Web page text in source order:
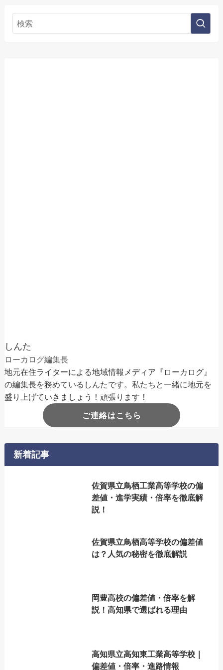
しんた
ローカログ編集長
地元在住ライターによる地域情報メディア『ローカログ』
の編集長を務めているしんたです。私たちと一緒に地元を
盛り上げていきましょう！頑張ります！
ご連絡はこちら
新着記事
佐賀県立鳥栖工業高等学校の偏
差値・進学実績・倍率を徹底解
説！
佐賀県立鳥栖高等学校の偏差値
は？人気の秘密を徹底解説
岡豊高校の偏差値・倍率を解
説！高知県で選ばれる理由
高知県立高知東工業高等学校｜
偏差値・倍率・進路情報